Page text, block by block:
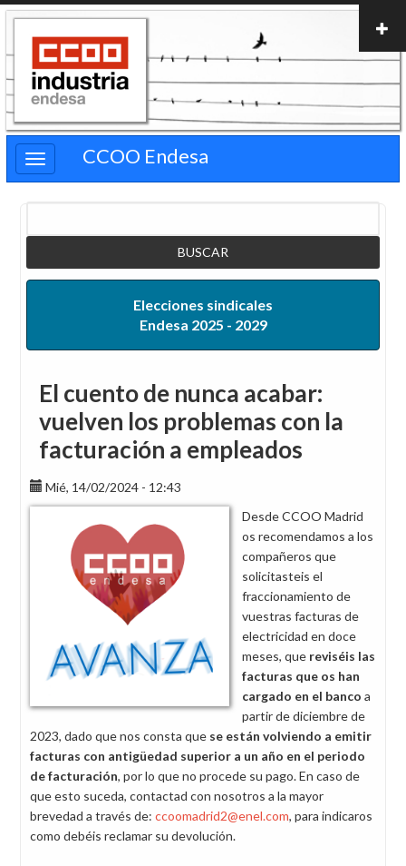
Pasar
contenido
principal
CCOO Endesa
Elecciones sindicales
Endesa 2025 - 2029
El cuento de nunca acabar:
vuelven los problemas con la
facturación a empleados
Mié, 14/02/2024 - 12:43
Desde CCOO Madrid
os recomendamos a los
compañeros que
solicitasteis el
fraccionamiento de
vuestras facturas de
electricidad en doce
meses, que reviséis las
facturas que os han
cargado en el banco a
partir de diciembre de
2023, dado que nos consta que se están volviendo a emitir
facturas con antigüedad superior a un año en el periodo
de facturación, por lo que no procede su pago. En caso de
que esto suceda, contactad con nosotros a la mayor
brevedad a través de: ccoomadrid2@enel.com, para indicaros
como debéis reclamar su devolución.